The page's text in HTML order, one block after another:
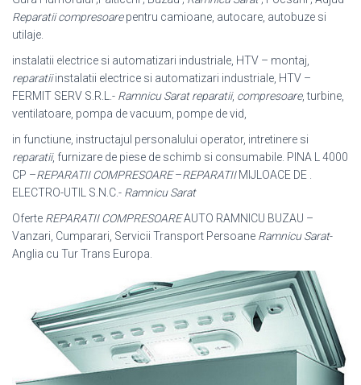
Reparatii compresoarepentru camioane, autocare, autobuze si
utilaje.
instalatii electrice si automatizari industriale, HTV – montaj,
reparatiiinstalatii electrice si automatizari industriale, HTV –
FERMIT SERV S.R.L.- Ramnicu Sarat reparatii, compresoare, turbine,
ventilatoare, pompa de vacuum, pompe de vid,
in functiune, instructajul personalului operator, intretinere si
reparatii, furnizare de piese de schimb si consumabile. PINA L 4000
CP –REPARATII COMPRESOARE–REPARATIIMIJLOACE DE .
ELECTRO-UTIL S.N.C.- Ramnicu Sarat
Oferte REPARATII COMPRESOAREAUTO RAMNICU BUZAU –
Vanzari, Cumparari, Servicii Transport Persoane Ramnicu Sarat-
Anglia cu Tur Trans Europa.